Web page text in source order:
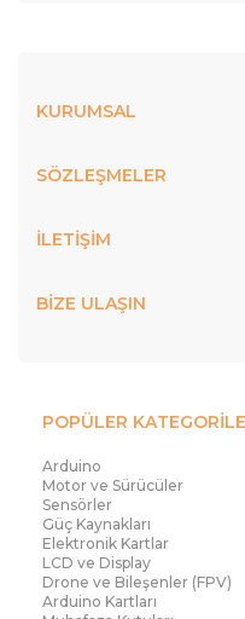
KURUMSAL
SÖZLEŞMELER
İLETİŞİM
BİZE ULAŞIN
POPÜLER
Arduino
Motor ve Sürücüler
Sensörler
Güç Kaynakları
Elektronik Kartlar
LCD ve Display
Drone ve Bileşenler (FPV)
Arduino Kartları